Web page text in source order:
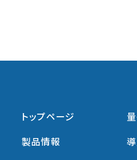
トップページ
製品情報